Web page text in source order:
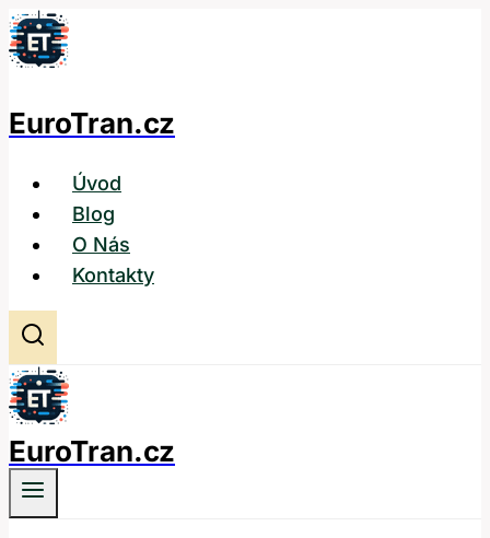
Přeskočit
na
EuroTran.cz
Úvod
Blog
O Nás
Kontakty
EuroTran.cz